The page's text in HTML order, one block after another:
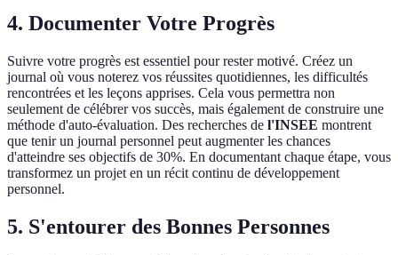
4. Documenter Votre Progrès
Suivre votre progrès est essentiel pour rester motivé. Créez un
journal où vous noterez vos réussites quotidiennes, les difficultés
rencontrées et les leçons apprises. Cela vous permettra non
seulement de célébrer vos succès, mais également de construire une
méthode d'auto-évaluation. Des recherches de l'INSEE montrent
que tenir un journal personnel peut augmenter les chances
d'atteindre ses objectifs de 30%. En documentant chaque étape, vous
transformez un projet en un récit continu de développement
personnel.
5. S'entourer des Bonnes Personnes